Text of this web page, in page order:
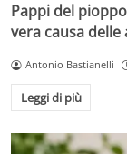
Pappi del
vera causa delle
Antonio Bastianelli
Leggi di più